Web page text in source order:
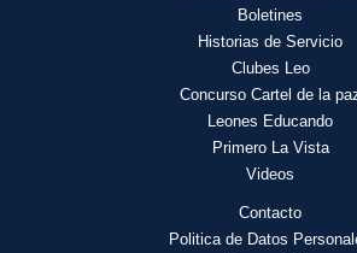
Boletines
Historias de Servicio
Clubes Leo
Concurso Cartel de la
Leones Educando
Primero La Vista
Videos
Contacto
Politica de Datos